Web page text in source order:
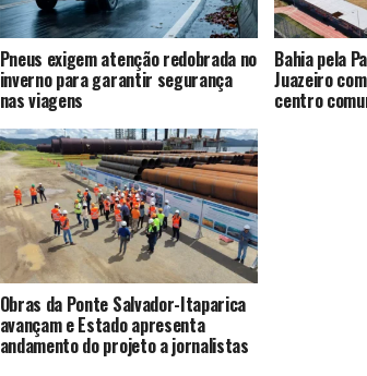
Pneus exigem atenção redobrada no
inverno para garantir segurança
nas viagens
Bahia pela
Juazeiro
centro
Obras da Ponte Salvador-Itaparica
avançam e Estado apresenta
andamento do projeto a jornalistas